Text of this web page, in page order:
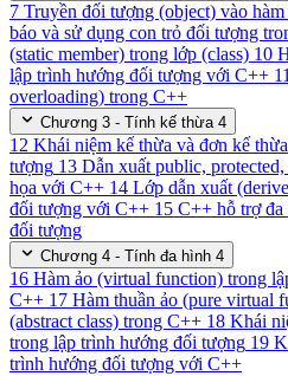
7 Truyền đối tượng (object) vào
báo và sử dụng con trỏ đối tượng
(static member) trong lớp (class) 10
lập trình hướng đối tượng với C++
overloading) trong C++
Chương 3 - Tính kế thừa 4
12 Khái niệm kế thừa và đơn kế
tượng 13 Dẫn xuất public,
họa với C++ 14 Lớp dẫn xuất
đối tượng với C++ 15 C++ hỗ trợ
đối tượng
Chương 4 - Tính đa hình 4
16 Hàm ảo (virtual function) trong
C++ 17 Hàm thuần ảo (pure virtual
(abstract class) trong C++ 18 Khái
trong lập trình hướng đối tượng 19
trình hướng đối tượng với C++